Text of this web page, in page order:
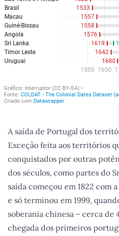
A saída de Portugal dos
Exceção feita aos territórios
conquistados por outras
dos séculos, como partes do
saída começou em 1822 com
e só terminou em 1999,
soberania chinesa – cerca de
chegada dos primeiros